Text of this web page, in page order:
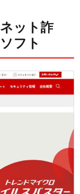
ット詐
フト